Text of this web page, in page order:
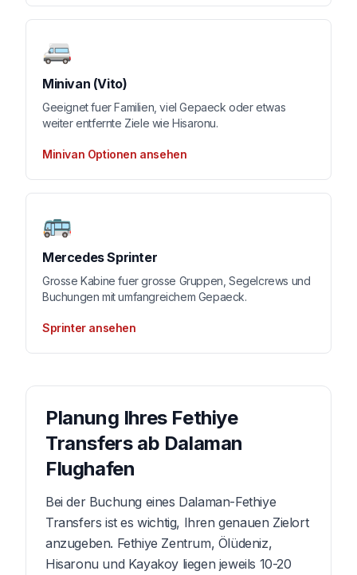
🚐
Minivan (Vito)
Geeignet fuer Familien, viel Gepaeck oder etwas
weiter entfernte Ziele wie Hisaronu.
Minivan Optionen ansehen
🚌
Mercedes Sprinter
Grosse Kabine fuer grosse Gruppen, Segelcrews und
Buchungen mit umfangreichem Gepaeck.
Sprinter ansehen
Planung Ihres Fethiye
Transfers ab Dalaman
Flughafen
Bei der Buchung eines Dalaman-Fethiye
Transfers ist es wichtig, Ihren genauen Zielort
anzugeben. Fethiye Zentrum, Ölüdeniz,
Hisaronu und Kayakoy liegen jeweils 10-20